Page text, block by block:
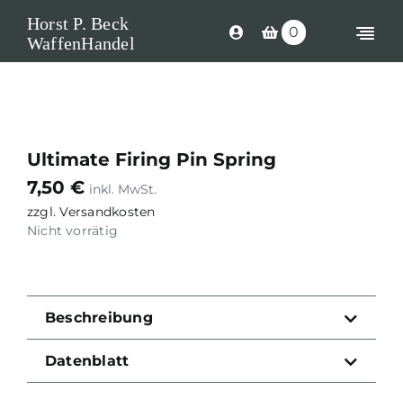
content
Horst P. Beck
WaffenHandel
Kurzwaffen
Munition
0
Ultimate Firing Pin Spring
7,50 €
zzgl.Versandkosten
Nicht vorrätig
Beschreibung
Datenblatt